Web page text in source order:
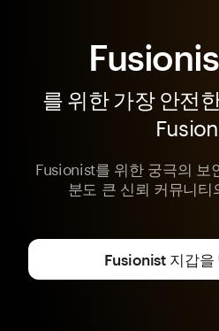
를 위한 가장 안전
Fusionist를 위한 궁극의
분도 큰 신뢰 커뮤니
Fusionist 지갑을